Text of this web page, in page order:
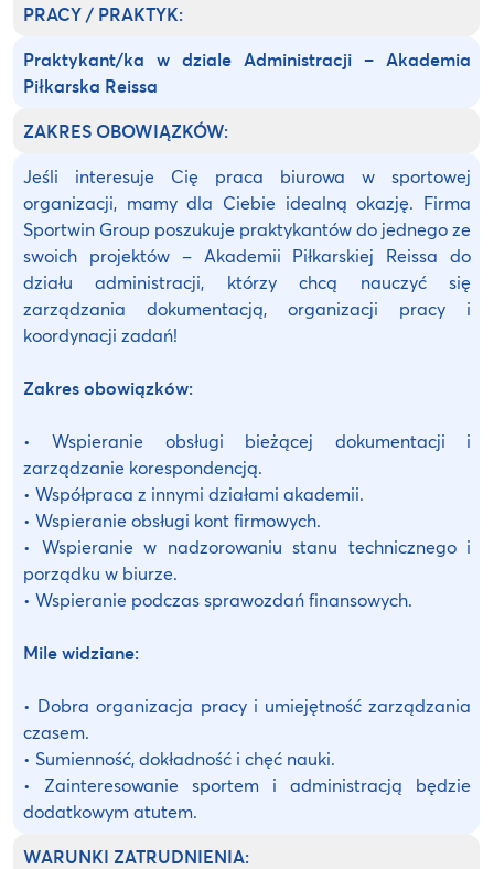
PRACY / PRAKTYK:
Praktykant/ka w dziale Administracji – Akademia
Piłkarska Reissa
ZAKRES OBOWIĄZKÓW:
Jeśli interesuje Cię praca biurowa w sportowej
organizacji, mamy dla Ciebie idealną okazję. Firma
Sportwin Group poszukuje praktykantów do jednego ze
swoich projektów – Akademii Piłkarskiej Reissa do
działu administracji, którzy chcą nauczyć się
zarządzania dokumentacją, organizacji pracy i
koordynacji zadań!
Zakres obowiązków:
• Wspieranie obsługi bieżącej dokumentacji i
zarządzanie korespondencją.
• Współpraca z innymi działami akademii.
• Wspieranie obsługi kont firmowych.
• Wspieranie w nadzorowaniu stanu technicznego i
porządku w biurze.
• Wspieranie podczas sprawozdań finansowych.
Mile widziane:
• Dobra organizacja pracy i umiejętność zarządzania
czasem.
• Sumienność, dokładność i chęć nauki.
• Zainteresowanie sportem i administracją będzie
dodatkowym atutem.
WARUNKI ZATRUDNIENIA: